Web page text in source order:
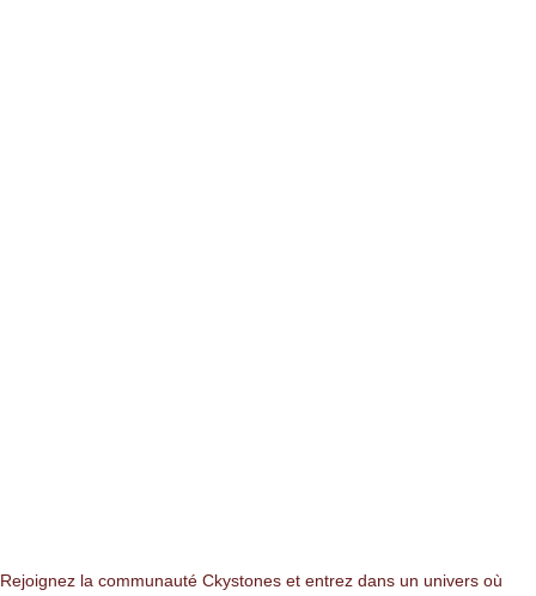
Rejoignez la communauté Ckystones et entrez dans un univers où